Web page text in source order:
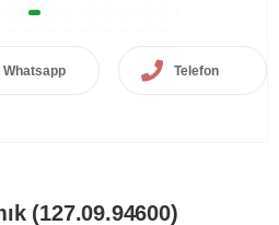
Whatsapp Telefon
(127.09.94600)